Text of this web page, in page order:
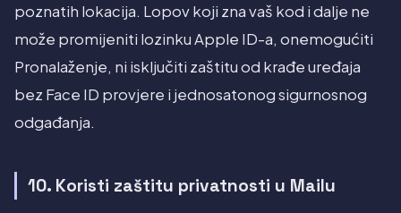
poznatih lokacija. Lopov koji zna vaš kod i dalje ne
može promijeniti lozinku Apple ID-a, onemogućiti
Pronalaženje, ni isključiti zaštitu od krađe uređaja
bez Face ID provjere i jednosatonog sigurnosnog
odgađanja.
10. Koristi zaštitu privatnosti u Mailu